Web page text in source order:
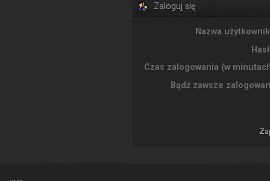
Zaloguj się
Nazwa
Czas zalogowania (w
Bądź zawsze